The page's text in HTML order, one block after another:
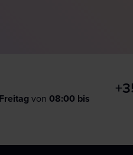
Freitag von 08:00 bis